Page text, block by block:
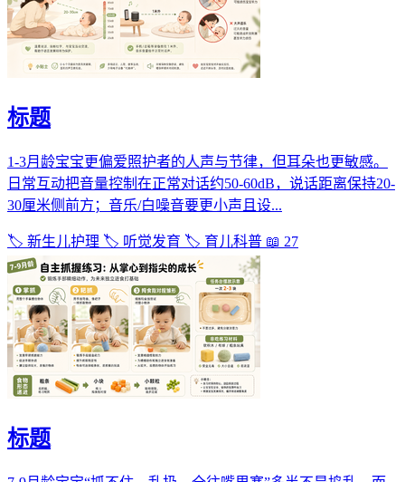
标题
1-3月龄宝宝更偏爱照护者的人声与节律，但耳朵也更敏感。
日常互动把音量控制在正常对话约50-60dB，说话距离保持20-
30厘米侧前方；音乐/白噪音要更小声且设...
🏷️ 新生儿护理 🏷️ 听觉发育 🏷️ 育儿科普 📖 27
标题